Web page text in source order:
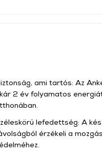
ami tartós: Az
2 év folyamatos
lefedettség: A
érzékeli a